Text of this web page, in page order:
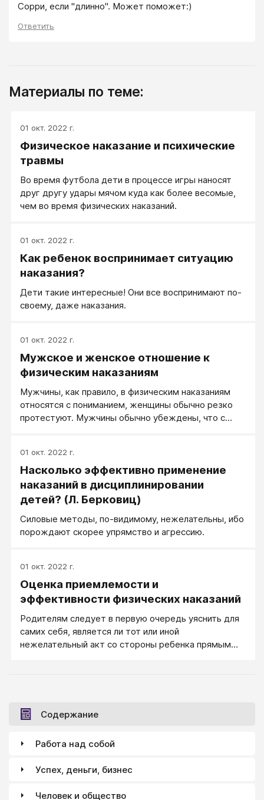
Сорри, если "длинно". Может поможет:)
Ответить
Материалы по теме:
01 окт. 2022 г.
Физическое наказание и психические
травмы
Во время футбола дети в процессе игры наносят
друг другу удары мячом куда как более весомые,
чем во время физических наказаний.
01 окт. 2022 г.
Как ребенок воспринимает ситуацию
наказания?
Дети такие интересные! Они все воспринимают по-
своему, даже наказания.
01 окт. 2022 г.
Мужское и женское отношение к
физическим наказаниям
Мужчины, как правило, в физическим наказаниям
относятся с пониманием, женщины обычно резко
протестуют. Мужчины обычно убеждены, что с
убеждены, что это прямая дорога к психотравмам.
01 окт. 2022 г.
Насколько эффективно применение
наказаний в дисциплинировании
детей? (Л. Берковиц)
Силовые методы, по-видимому, нежелательны, ибо
порождают скорее упрямство и агрессию.
01 окт. 2022 г.
Оценка приемлемости и
эффективности физических наказаний
Родителям следует в первую очередь уяснить для
самих себя, является ли тот или иной
нежелательный акт со стороны ребенка прямым
Содержание
Работа над собой
Успех, деньги, бизнес
Человек и общество